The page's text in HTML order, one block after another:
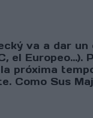
va a dar
el
próxima
Como Sus